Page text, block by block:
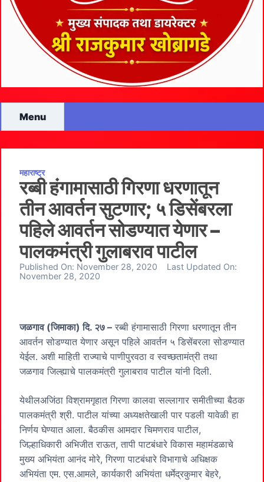
Menu
महाराष्ट्र
रब्बी हंगामासाठी गिरणा धरणातून
तीन आवर्तन सुटणार; ५ डिसेंबरला
पहिले आवर्तन सोडण्यात येणार –
पालकमंत्री गुलाबराव पाटील
Published On: November 28, 2020
Last Updated On:
November 28, 2020
जळगाव (जिमाका) दि. २७ – रब्बी हंगामासाठी गिरणा धरणातून तीन
आवर्तन सोडण्यात येणार असून पहिले आवर्तन ५ डिसेंबरला सोडण्यात
येईल. अशी माहिती राज्याचे पाणीपुरवठा व स्वच्छतामंत्री तथा
जळगाव जिल्ह्याचे पालकमंत्री गुलाबराव पाटील यांनी दिली.
येथीलअजिंठा विश्रामगृहात गिरणा कालवा सल्लागार समीतीच्या बैठक
पालकमंत्री श्री. पाटील यांच्या अध्यक्षतेखाली पार पडली यावेळी हा
निर्णय घेण्यात आला. बैठकीस आमदार चिमणराव पाटील,
जिल्हाधिकारी अभिजीत राऊत, तापी पाटबंधारे विकास महामंडळाचे
मुख्य अभियंता आनंद मोरे, गिरणा पाटबंधारे विभागाचे अधिक्षक
अभियंता एम. एस.आमले, कार्यकारी अभियंता धर्मेद्रकुमार बेहरे,